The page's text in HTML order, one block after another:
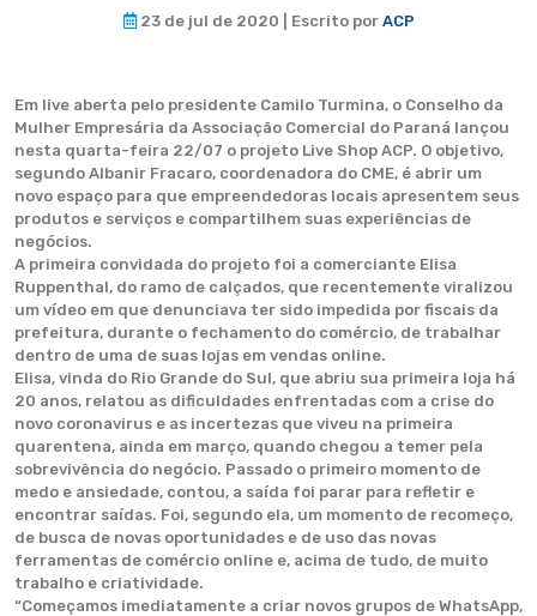
23 de jul de 2020 | Escrito por ACP
Em live aberta pelo presidente Camilo Turmina, o Conselho da
Mulher Empresária da Associação Comercial do Paraná lançou
nesta quarta-feira 22/07 o projeto Live Shop ACP. O objetivo,
segundo Albanir Fracaro, coordenadora do CME, é abrir um
novo espaço para que empreendedoras locais apresentem seus
produtos e serviços e compartilhem suas experiências de
negócios.
A primeira convidada do projeto foi a comerciante Elisa
Ruppenthal, do ramo de calçados, que recentemente viralizou
um vídeo em que denunciava ter sido impedida por fiscais da
prefeitura, durante o fechamento do comércio, de trabalhar
dentro de uma de suas lojas em vendas online.
Elisa, vinda do Rio Grande do Sul, que abriu sua primeira loja há
20 anos, relatou as dificuldades enfrentadas com a crise do
novo coronavirus e as incertezas que viveu na primeira
quarentena, ainda em março, quando chegou a temer pela
sobrevivência do negócio. Passado o primeiro momento de
medo e ansiedade, contou, a saída foi parar para refletir e
encontrar saídas. Foi, segundo ela, um momento de recomeço,
de busca de novas oportunidades e de uso das novas
ferramentas de comércio online e, acima de tudo, de muito
trabalho e criatividade.
“Começamos imediatamente a criar novos grupos de WhatsApp,